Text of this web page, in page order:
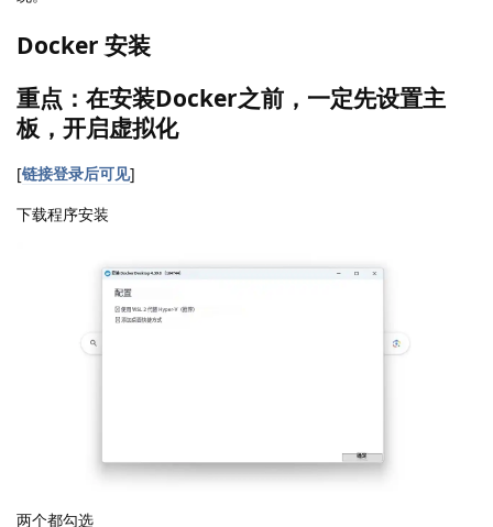
Docker 安装
重点：在安装Docker之前，一定先设置主
板，开启虚拟化
[链接登录后可见]
下载程序安装
两个都勾选